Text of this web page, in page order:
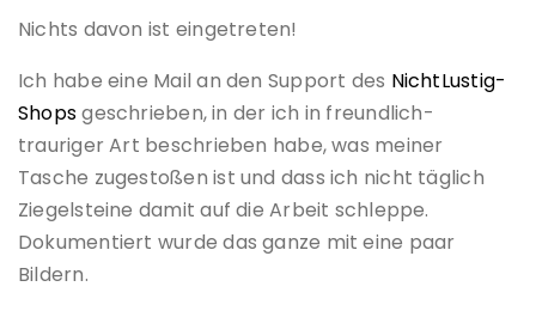
Nichts davon ist eingetreten!
Ich habe eine Mail an den Support des NichtLustig-
Shopsgeschrieben, in der ich in freundlich-
trauriger Art beschrieben habe, was meiner
Tasche zugestoßen ist und dass ich nicht täglich
Ziegelsteine damit auf die Arbeit schleppe.
Dokumentiert wurde das ganze mit eine paar
Bildern.